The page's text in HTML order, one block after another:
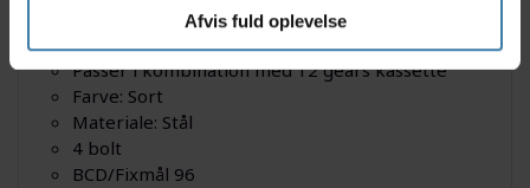
Afvis fuld oplevelse
Position: Single
Passer til kranksæt model FC-MT510
Passer i kombination med 12 gears kassette
Farve: Sort
Materiale: Stål
4 bolt
BCD/Fixmål 96